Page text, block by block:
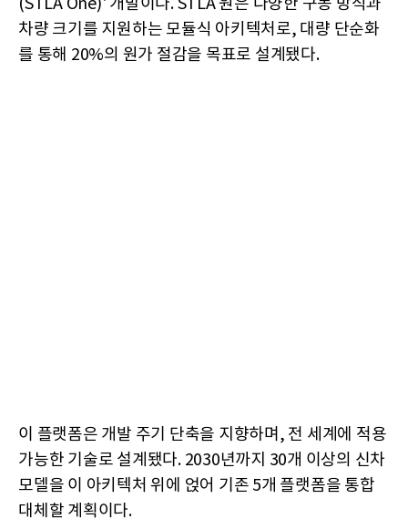
(STLA One)' 개발이다. STLA 원은 다양한 구동 방식과
차량 크기를 지원하는 모듈식 아키텍처로, 대량 단순화
를 통해 20%의 원가 절감을 목표로 설계됐다.
이 플랫폼은 개발 주기 단축을 지향하며, 전 세계에 적용
가능한 기술로 설계됐다. 2030년까지 30개 이상의 신차
모델을 이 아키텍처 위에 얹어 기존 5개 플랫폼을 통합
대체할 계획이다.